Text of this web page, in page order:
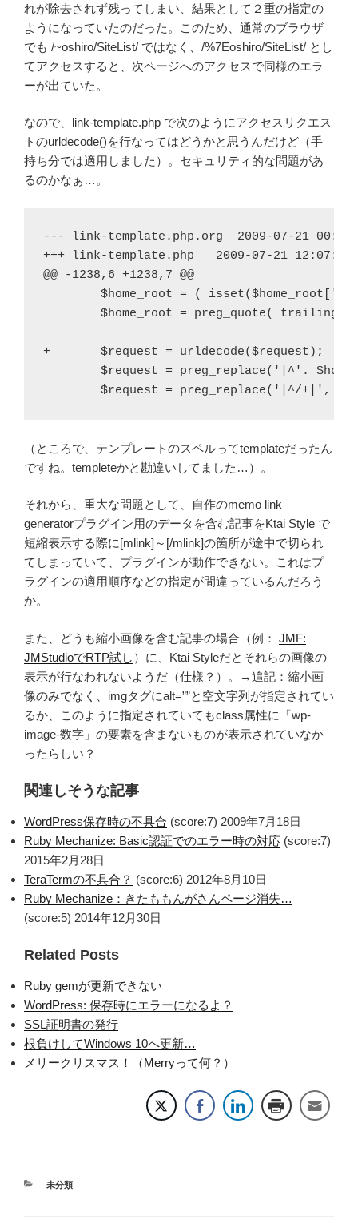
れが除去されず残ってしまい、結果として２重の指定の
ようになっていたのだった。このため、通常のブラウザ
でも /~oshiro/SiteList/ ではなく、/%7Eoshiro/SiteList/ とし
てアクセスすると、次ページへのアクセスで同様のエラ
ーが出ていた。
なので、link-template.php で次のようにアクセスリクエス
トのurldecode()を行なってはどうかと思うんだけど（手
持ち分では適用しました）。セキュリティ的な問題があ
るのかなぁ…。
--- link-template.php.org  2009-07-21
+++ link-template.php   2009-07-21
@@ -1238,6 +1238,7 @@
$home_root = (
$home_root = preg_quote(
+       $request = urldecode($request);
$request = preg_replace('|^'.
$request = preg_replace('|^/+|',
（ところで、テンプレートのスペルってtemplateだったん
ですね。templeteかと勘違いしてました…）。
それから、重大な問題として、自作のmemo link
generatorプラグイン用のデータを含む記事をKtai Style で
短縮表示する際に[mlink]～[/mlink]の箇所が途中で切られ
てしまっていて、プラグインが動作できない。これはプ
ラグインの適用順序などの指定が間違っているんだろう
か。
また、どうも縮小画像を含む記事の場合（例： JMF:
JMStudioでRTP試し ）に、Ktai Styleだとそれらの画像の
表示が行なわれないようだ（仕様？）。→追記：縮小画
像のみでなく、imgタグにalt=””と空文字列が指定されてい
るか、このように指定されていてもclass属性に「wp-
image-数字」の要素を含まないものが表示されていなか
ったらしい？
関連しそうな記事
WordPress保存時の不具合 (score:7) 2009年7月18日
Ruby Mechanize: Basic認証でのエラー時の対応 (score:7)
2015年2月28日
TeraTermの不具合？ (score:6) 2012年8月10日
Ruby Mechanize：きたももんがさんページ消失…
(score:5) 2014年12月30日
Related Posts
Ruby gemが更新できない
WordPress: 保存時にエラーになるよ？
SSL証明書の発行
根負けしてWindows 10へ更新…
メリークリスマス！（Merryって何？）
カ
未分類